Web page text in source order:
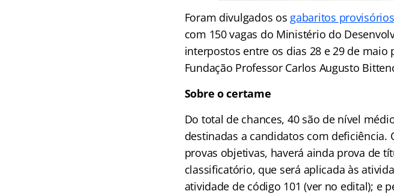
Foram divulgados os gabaritos provisórios
com 150 vagas do Ministério do
interpostos entre os dias 28 e 29 de maio
Fundação Professor Carlos Augusto
Sobre o certame
Do total de chances, 40 são de nível
destinadas a candidatos com deficiência.
provas objetivas, haverá ainda prova de
classificatório, que será aplicada às
atividade de código 101 (ver no edital); e